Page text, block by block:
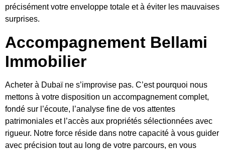
précisément votre enveloppe totale et à éviter les mauvaises
surprises.
Accompagnement Bellami
Immobilier
Acheter à Dubaï ne s’improvise pas. C’est pourquoi nous
mettons à votre disposition un accompagnement complet,
fondé sur l’écoute, l’analyse fine de vos attentes
patrimoniales et l’accès aux propriétés sélectionnées avec
rigueur. Notre force réside dans notre capacité à vous guider
avec précision tout au long de votre parcours, en vous